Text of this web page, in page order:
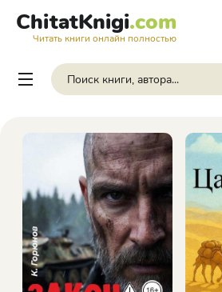
ChitatKnigi.com
Читать книги онлайн полностью